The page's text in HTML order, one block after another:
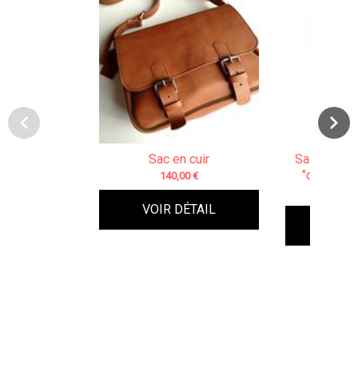
Sac en cuir
140,00 €
Sac
"de